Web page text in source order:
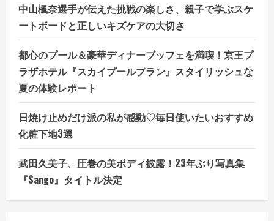
中山楓奈選手が伝えた挑戦の楽しさ、親子で学ぶスケ
ートボードと正しいキズケアの大切さ
都心のプール＆豪華ディナーブッフェを満喫！京王プ
ラザホテル『スカイプールプラン』スタイリッシュな
夏の体験レポート
日焼け止めだけ派の私が感動♡毎日使いたいおすすめ
化粧下地3選
武田久美子、圧巻の美ボディ披露！23年ぶり写真集
『Sango』タイトル決定